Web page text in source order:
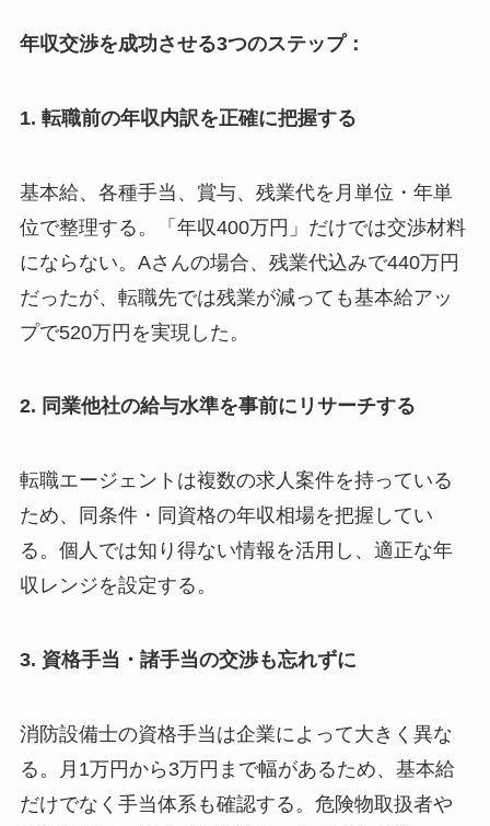
年収交渉を成功させる3つのステップ：
1. 転職前の年収内訳を正確に把握する
基本給、各種手当、賞与、残業代を月単位・年単
位で整理する。「年収400万円」だけでは交渉材料
にならない。Aさんの場合、残業代込みで440万円
だったが、転職先では残業が減っても基本給アッ
プで520万円を実現した。
2. 同業他社の給与水準を事前にリサーチする
転職エージェントは複数の求人案件を持っている
ため、同条件・同資格の年収相場を把握してい
る。個人では知り得ない情報を活用し、適正な年
収レンジを設定する。
3. 資格手当・諸手当の交渉も忘れずに
消防設備士の資格手当は企業によって大きく異な
る。月1万円から3万円まで幅があるため、基本給
だけでなく手当体系も確認する。危険物取扱者や